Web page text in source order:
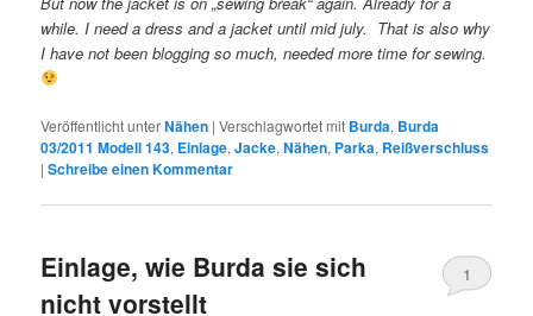
while. I need a dress and a jacket until mid july. That is also why
I have not been blogging so much, needed more time for sewing.
Veröffentlicht unterNähen |Verschlagwortet mit Burda, Burda
03/2011 Modell 143, Einlage,Jacke,Nähen, Parka, Reißverschluss
|Schreibe einen Kommentar
Einlage, wie Burda sie sich
nicht vorstellt
1